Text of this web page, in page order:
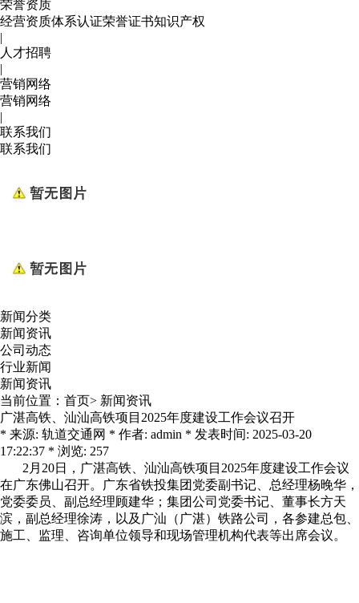
荣誉资质
经营资质体系认证荣誉证书知识产权
|
人才招聘
|
营销网络
营销网络
|
联系我们
联系我们
新闻分类
新闻资讯
公司动态
行业新闻
新闻资讯
当前位置： 首页> 新闻资讯
广湛高铁、汕汕高铁项目2025年度建设工作会议召开
* 来源: 轨道交通网 * 作者: admin * 发表时间: 2025-03-20
17:22:37 * 浏览: 257
2月20日，广湛高铁、汕汕高铁项目2025年度建设工作会议
在广东佛山召开。广东省铁投集团党委副书记、总经理杨晚华，
党委委员、副总经理顾建华；集团公司党委书记、董事长方天
滨，副总经理徐涛，以及广汕（广湛）铁路公司，各参建总包、
施工、监理、咨询单位领导和现场管理机构代表等出席会议。